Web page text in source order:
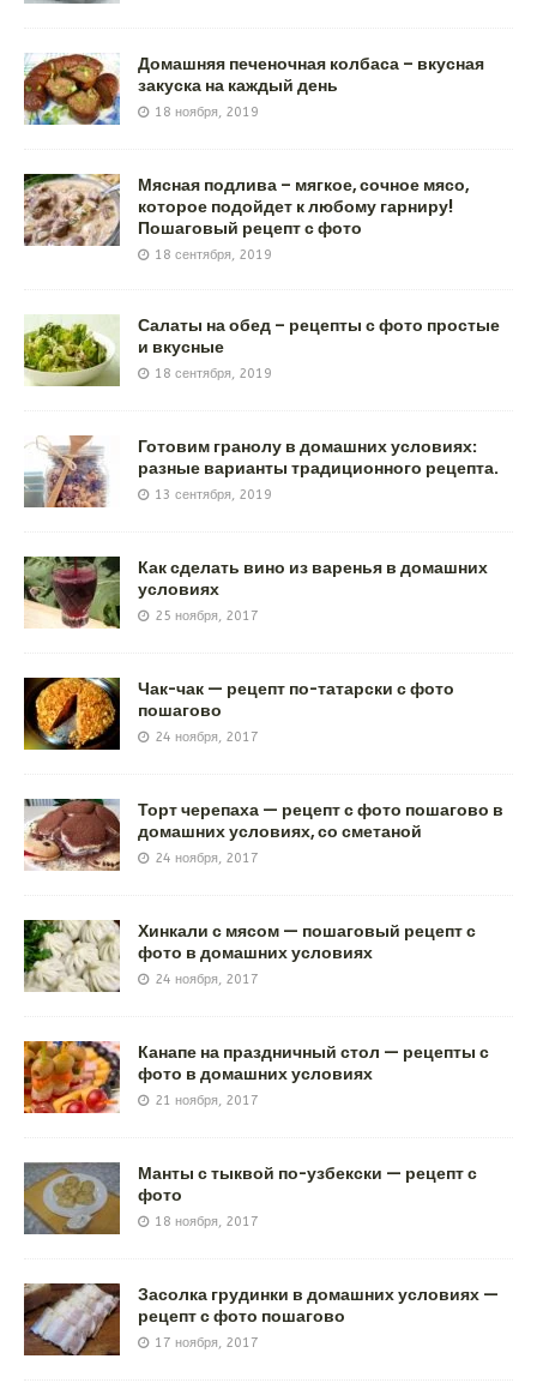
Домашняя печеночная колбаса – вкусная
закуска на каждый день
18 ноября, 2019
Мясная подлива – мягкое, сочное мясо,
которое подойдет к любому гарниру!
Пошаговый рецепт с фото
18 сентября, 2019
Салаты на обед – рецепты с фото простые
и вкусные
18 сентября, 2019
Готовим гранолу в домашних условиях:
разные варианты традиционного рецепта.
13 сентября, 2019
Как сделать вино из варенья в домашних
условиях
25 ноября, 2017
Чак-чак — рецепт по-татарски с фото
пошагово
24 ноября, 2017
Торт черепаха — рецепт с фото пошагово в
домашних условиях, со сметаной
24 ноября, 2017
Хинкали с мясом — пошаговый рецепт с
фото в домашних условиях
24 ноября, 2017
Канапе на праздничный стол — рецепты с
фото в домашних условиях
21 ноября, 2017
Манты с тыквой по-узбекски — рецепт с
фото
18 ноября, 2017
Засолка грудинки в домашних условиях —
рецепт с фото пошагово
17 ноября, 2017